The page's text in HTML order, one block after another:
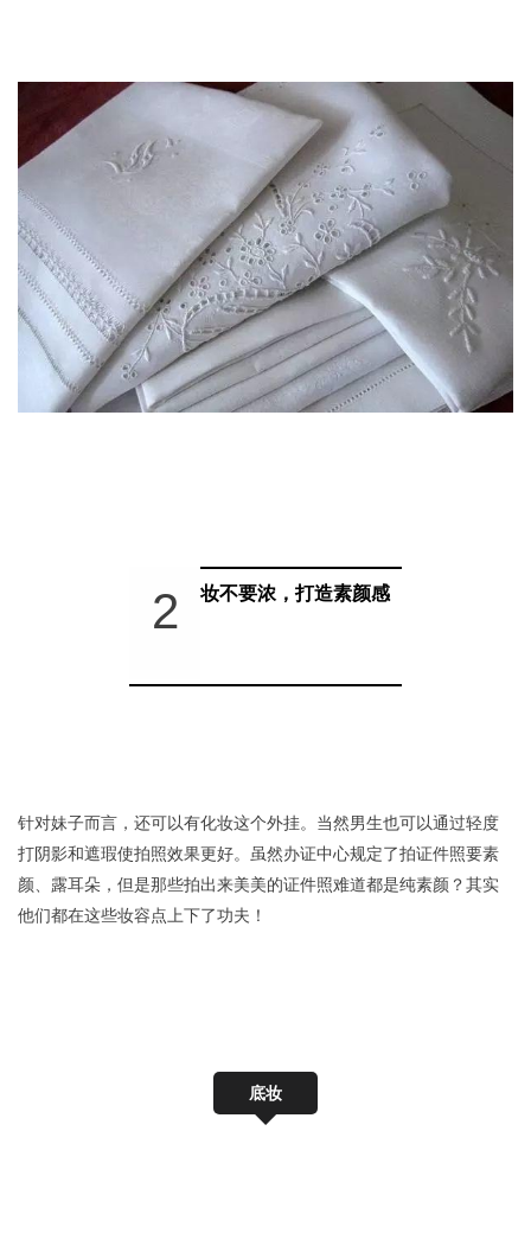
2 妆不要浓，打造素颜感
针对妹子而言，还可以有化妆这个外挂。当然男生也可以通过轻度
打阴影和遮瑕使拍照效果更好。虽然办证中心规定了拍证件照要素
颜、露耳朵，但是那些拍出来美美的证件照难道都是纯素颜？其实
他们都在这些妆容点上下了功夫！
底妆